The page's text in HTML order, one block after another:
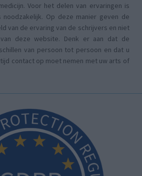
Voor het delen van ervaringen is
noodzakelijk. Op deze manier geven de
van de ervaring van de schrijvers en niet
deze website. Denk er aan dat de
van persoon tot persoon en dat u
contact op moet nemen met uw arts of